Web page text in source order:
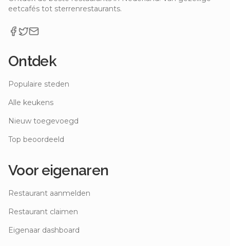
eetcafés tot sterrenrestaurants.
Ontdek
Populaire steden
Alle keukens
Nieuw toegevoegd
Top beoordeeld
Voor eigenaren
Restaurant aanmelden
Restaurant claimen
Eigenaar dashboard